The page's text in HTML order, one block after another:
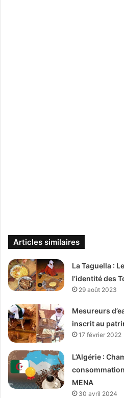
Articles similaires
La Taguella :
l’identité des
29 août 2023
Mesureurs
inscrit au
17 février 2022
L’Algérie :
MENA
30 avril 2024